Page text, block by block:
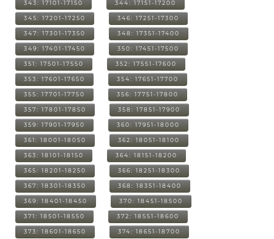
343: 17101-17150 344: 17151-17200
345: 17201-17250 346: 17251-17300
347: 17301-17350 348: 17351-17400
349: 17401-17450 350: 17451-17500
351: 17501-17550 352: 17551-17600
353: 17601-17650 354: 17651-17700
355: 17701-17750 356: 17751-17800
357: 17801-17850 358: 17851-17900
359: 17901-17950 360: 17951-18000
361: 18001-18050 362: 18051-18100
363: 18101-18150 364: 18151-18200
365: 18201-18250 366: 18251-18300
367: 18301-18350 368: 18351-18400
369: 18401-18450 370: 18451-18500
371: 18501-18550 372: 18551-18600
373: 18601-18650 374: 18651-18700